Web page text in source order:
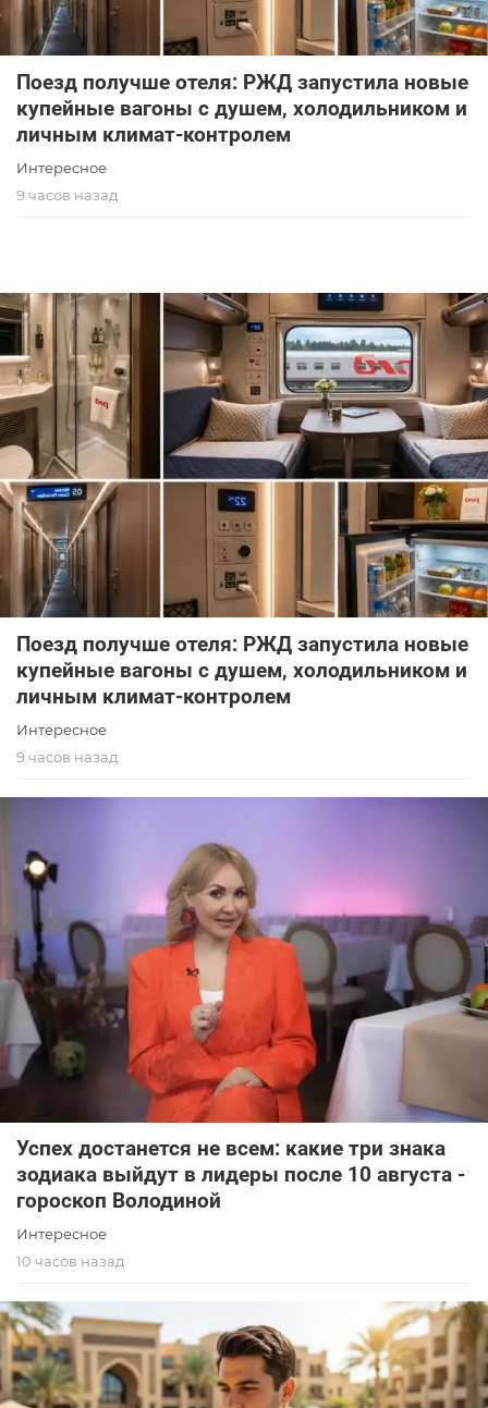
Поезд получше отеля: РЖД запустила новые
купейные вагоны с душем, холодильником и
личным климат-контролем
Интересное
9 часов назад
Поезд получше отеля: РЖД запустила новые
купейные вагоны с душем, холодильником и
личным климат-контролем
Интересное
9 часов назад
Успех достанется не всем: какие три знака
зодиака выйдут в лидеры после 10 августа -
гороскоп Володиной
Интересное
10 часов назад